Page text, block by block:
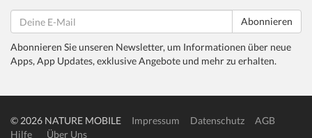
Abonnieren
Abonnieren Sie unseren Newsletter, um Informationen über neue
Apps, App Updates, exklusive Angebote und mehr zu erhalten.
© 2026 NATURE MOBILE Impressum Datenschutz
AGB
Hilfe
Über Uns